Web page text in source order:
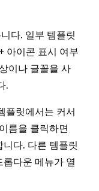
다. 일부 템플릿
아이콘 표시 여부
이나 글꼴을 사
.
플릿에서는 커서
름을 클릭하면
다. 다른 템플릿
다운 메뉴가 열